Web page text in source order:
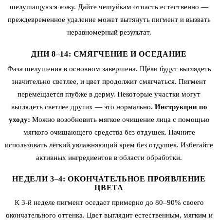
шелушащуюся кожу. Дайте чешуйкам отпасть естественно —
преждевременное удаление может вытянуть пигмент и вызвать
неравномерный результат.
ДНИ 8–14: СМЯГЧЕНИЕ И ОСЕДАНИЕ
Фаза шелушения в основном завершена. Щёки будут выглядеть
значительно светлее, и цвет продолжит смягчаться. Пигмент
перемещается глубже в дерму. Некоторые участки могут
выглядеть светлее других — это нормально. Инструкции по
уходу: Можно возобновить мягкое очищение лица с помощью
мягкого очищающего средства без отдушек. Начните
использовать лёгкий увлажняющий крем без отдушек. Избегайте
активных ингредиентов в области обработки.
НЕДЕЛИ 3–4: ОКОНЧАТЕЛЬНОЕ ПРОЯВЛЕНИЕ
ЦВЕТА
К 3-й неделе пигмент оседает примерно до 80–90% своего
окончательного оттенка. Цвет выглядит естественным, мягким и